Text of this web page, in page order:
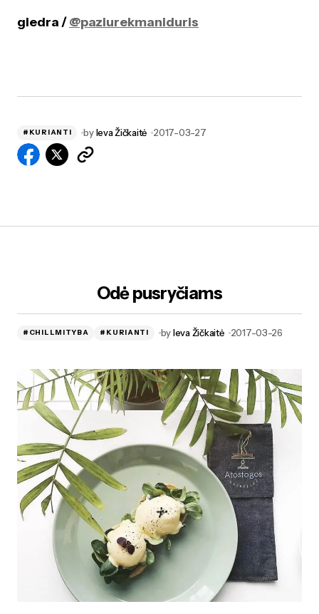
giedra /@paziurekmaniduris
#KURIANTI by Ieva Žičkaitė 2017-03-27
Odė pusryčiams
#CHILLMITYBA #KURIANTI byIeva Žičkaitė 2017-03-26